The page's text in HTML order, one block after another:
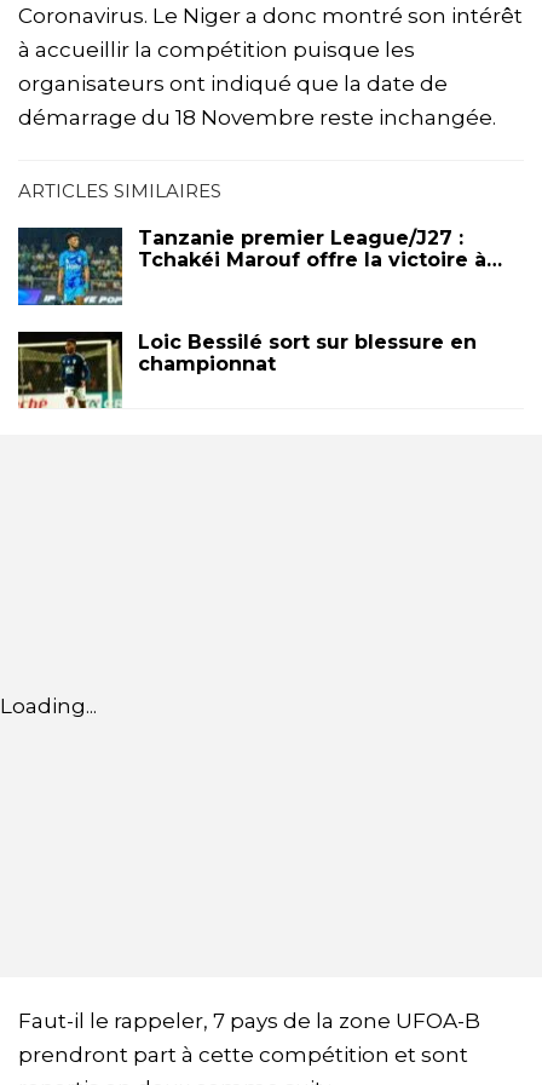
Coronavirus. Le Niger a donc montré son intérêt
à accueillir la compétition puisque les
organisateurs ont indiqué que la date de
démarrage du 18 Novembre reste inchangée.
ARTICLES SIMILAIRES
Tanzanie premier League/J27 :
Tchakéi Marouf offre la victoire à…
Loic Bessilé sort sur blessure en
championnat
Loading...
Faut-il le rappeler, 7 pays de la zone UFOA-B
prendront part à cette compétition et sont